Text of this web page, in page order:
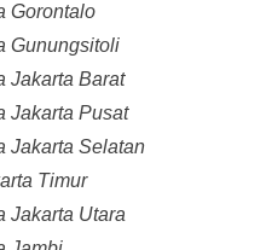
Gorontalo
Gunungsitoli
Jakarta Barat
Jakarta Pusat
Jakarta Selatan
Timur
Jakarta Utara